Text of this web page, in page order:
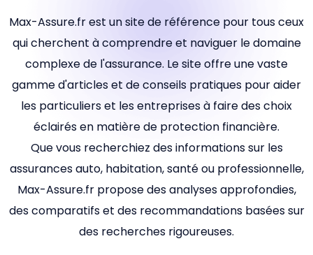
Max-Assure.fr est un site de référence pour tous ceux
qui cherchent à comprendre et naviguer le domaine
complexe de l'assurance. Le site offre une vaste
gamme d'articles et de conseils pratiques pour aider
les particuliers et les entreprises à faire des choix
éclairés en matière de protection financière.
Que vous recherchiez des informations sur les
assurances auto, habitation, santé ou professionnelle,
Max-Assure.fr propose des analyses approfondies,
des comparatifs et des recommandations basées sur
des recherches rigoureuses.